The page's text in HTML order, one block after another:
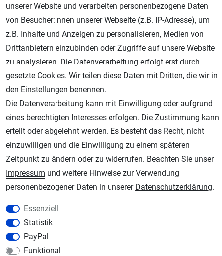
Geprüfter Shop
Widerrufsrecht Impressum
Unsere weiteren Shops:
Schmincke-City.de
Plotter-City.com
Schneideplotter, Transferpressen, Siebdruck und Plotterfolien
Modellbau-City.com
Military + Tabletop Plastikmodelle und Modellbau Farben - Bringen Sie Farbe ins
unserer Website und verarbeiten personenbezogene Daten
von Besucher:innen unserer Webseite (z.B. IP-Adresse), um
z.B. Inhalte und Anzeigen zu personalisieren, Medien von
Drittanbietern einzubinden oder Zugriffe auf unsere Website
zu analysieren. Die Datenverarbeitung erfolgt erst durch
gesetzte Cookies. Wir teilen diese Daten mit Dritten, die wir in
den Einstellungen benennen.
Die Datenverarbeitung kann mit Einwilligung oder aufgrund
eines berechtigten Interesses erfolgen. Die Zustimmung kann
erteilt oder abgelehnt werden. Es besteht das Recht, nicht
einzuwilligen und die Einwilligung zu einem späteren
Zeitpunkt zu ändern oder zu widerrufen. Beachten Sie unser
Impressum und weitere Hinweise zur Verwendung
personenbezogener Daten in unserer Daten­schutz­erklärung.
Essenziell
Statistik
PayPal
Funktional